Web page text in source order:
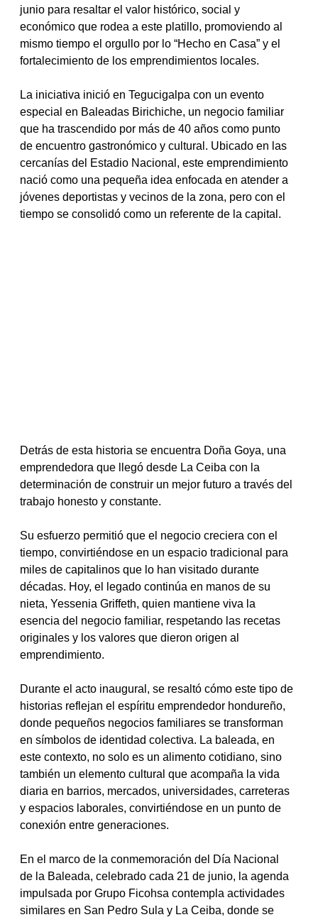
junio para resaltar el valor histórico, social y
económico que rodea a este platillo, promoviendo al
mismo tiempo el orgullo por lo “Hecho en Casa” y el
fortalecimiento de los emprendimientos locales.
La iniciativa inició en Tegucigalpa con un evento
especial en Baleadas Birichiche, un negocio familiar
que ha trascendido por más de 40 años como punto
de encuentro gastronómico y cultural. Ubicado en las
cercanías del Estadio Nacional, este emprendimiento
nació como una pequeña idea enfocada en atender a
jóvenes deportistas y vecinos de la zona, pero con el
tiempo se consolidó como un referente de la capital.
Detrás de esta historia se encuentra Doña Goya, una
emprendedora que llegó desde La Ceiba con la
determinación de construir un mejor futuro a través del
trabajo honesto y constante.
Su esfuerzo permitió que el negocio creciera con el
tiempo, convirtiéndose en un espacio tradicional para
miles de capitalinos que lo han visitado durante
décadas. Hoy, el legado continúa en manos de su
nieta, Yessenia Griffeth, quien mantiene viva la
esencia del negocio familiar, respetando las recetas
originales y los valores que dieron origen al
emprendimiento.
Durante el acto inaugural, se resaltó cómo este tipo de
historias reflejan el espíritu emprendedor hondureño,
donde pequeños negocios familiares se transforman
en símbolos de identidad colectiva. La baleada, en
este contexto, no solo es un alimento cotidiano, sino
también un elemento cultural que acompaña la vida
diaria en barrios, mercados, universidades, carreteras
y espacios laborales, convirtiéndose en un punto de
conexión entre generaciones.
En el marco de la conmemoración del Día Nacional
de la Baleada, celebrado cada 21 de junio, la agenda
impulsada por Grupo Ficohsa contempla actividades
similares en San Pedro Sula y La Ceiba, donde se